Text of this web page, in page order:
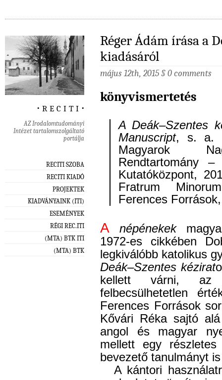
‧ r e c i t i ‧
AZ Irodalomtudományi
Intézet tartalomszolgáltató
portálja
RECITI SZOBA
RECITI KIADÓ
PROJEKTEK
KIADVÁNYAINK (ITI)
ESEMÉNYEK
RÉGI REC.ITI
(MTA) BTK ITI
(MTA) BTK
Réger Ádám írása a
kiadásáról
május 12th, 2015 § 0 comments
könyvismertetés
A Deák–Szentes
Manuscript, s.
Magyarok
Rendtartomány –
Kutatóközpont,
Fratrum
Ferences
A népénekek
1972-es cikkében
legkiválóbb katolikus
Deák–Szentes kézirat
kellett várni, az
felbecsülhetetlen
Ferences Források
Kővári Réka sajtó
angol és magyar
mellett egy részletes
bevezető tanulmányt
A kántori